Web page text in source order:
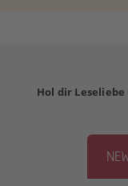
Hol dir